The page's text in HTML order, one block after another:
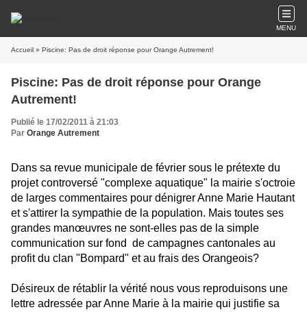
MENU
Accueil » Piscine: Pas de droit réponse pour Orange Autrement!
Piscine: Pas de droit réponse pour Orange
Autrement!
Publié le 17/02/2011 à 21:03
Par Orange Autrement
Dans sa revue municipale de février sous le prétexte du
projet controversé "complexe aquatique" la mairie s'octroie
de larges commentaires pour dénigrer Anne Marie Hautant
et s'attirer la sympathie de la population. Mais toutes ses
grandes manœuvres ne sont-elles pas de la simple
communication sur fond de campagnes cantonales au
profit du clan "Bompard" et au frais des Orangeois?
Désireux de rétablir la vérité nous vous reproduisons une
lettre adressée par Anne Marie à la mairie qui justifie sa